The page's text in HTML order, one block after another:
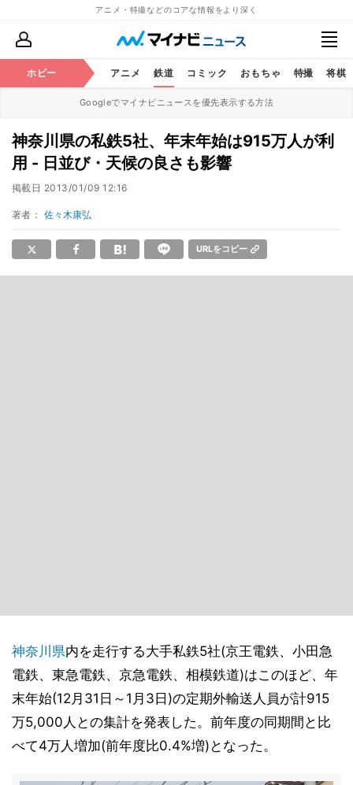
アニメ・特撮などのコアな情報をより深く
ホビー アニメ 鉄道 コミック おもちゃ 特撮 将棋
Googleでマイナビニュースを優先表示する方法
神奈川県の私鉄5社、年末年始は915万人が利
用 - 日並び・天候の良さも影響
掲載日 2013/01/09 12:16
著者： 佐々木康弘
URLをコピー
神奈川県内を走行する大手私鉄5社(京王電鉄、小田急
電鉄、東急電鉄、京急電鉄、相模鉄道)はこのほど、年
末年始(12月31日～1月3日)の定期外輸送人員が計915
万5,000人との集計を発表した。前年度の同期間と比
べて4万人増加(前年度比0.4%増)となった。